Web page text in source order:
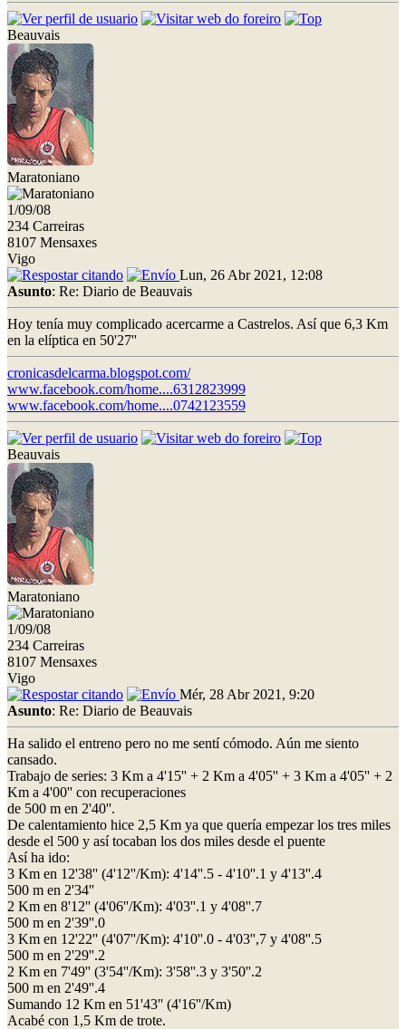
Beauvais
Maratoniano
1/09/08
234 Carreiras
8107 Mensaxes
Vigo
Lun, 26 Abr 2021, 12:08
Asunto: Re: Diario de Beauvais
Hoy tenía muy complicado acercarme a Castrelos. Así que 6,3 Km
en la elíptica en 50'27''
cronicasdelcarma.blogspot.com/
www.facebook.com/home....6312823999
www.facebook.com/home....0742123559
Beauvais
Maratoniano
1/09/08
234 Carreiras
8107 Mensaxes
Vigo
Mér, 28 Abr 2021, 9:20
Asunto: Re: Diario de Beauvais
Ha salido el entreno pero no me sentí cómodo. Aún me siento
cansado.
Trabajo de series: 3 Km a 4'15'' + 2 Km a 4'05'' + 3 Km a 4'05'' + 2
Km a 4'00'' con recuperaciones
de 500 m en 2'40''.
De calentamiento hice 2,5 Km ya que quería empezar los tres miles
desde el 500 y así tocaban los dos miles desde el puente
Así ha ido:
3 Km en 12'38'' (4'12''/Km): 4'14''.5 - 4'10''.1 y 4'13''.4
500 m en 2'34''
2 Km en 8'12'' (4'06''/Km): 4'03''.1 y 4'08''.7
500 m en 2'39''.0
3 Km en 12'22'' (4'07''/Km): 4'10''.0 - 4'03'',7 y 4'08''.5
500 m en 2'29''.2
2 Km en 7'49'' (3'54''/Km): 3'58''.3 y 3'50''.2
500 m en 2'49''.4
Sumando 12 Km en 51'43'' (4'16''/Km)
Acabé con 1,5 Km de trote.